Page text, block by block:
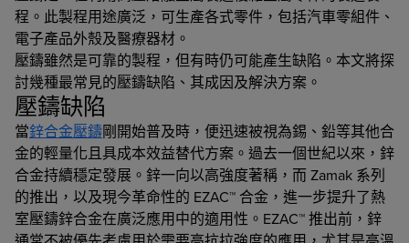
程。此製程用途廣泛，可生產各式零件，包括汽車零組件、
電子產品外殼及醫療器材。
壓鑄雖然是可靠的製程，但有時仍可能產生缺陷。本文將探
討幾種最常見的壓鑄缺陷、其成因及解決方案。
壓鑄缺陷
當鋅合金壓鑄剛開始普及時，便迅速被視為錫、鉛等其他合
金的輕量化且具成本效益替代方案。過去一個世紀以來，鋅
合金持續穩定發展。鋅一向以高強度著稱，而 Zamak 系列
的推出，以及現今革命性的 EZAC™ 合金，進一步提升了熱
室壓鑄鋅合金在廣泛應用中的適用性。EZAC™ 推出前，鋅